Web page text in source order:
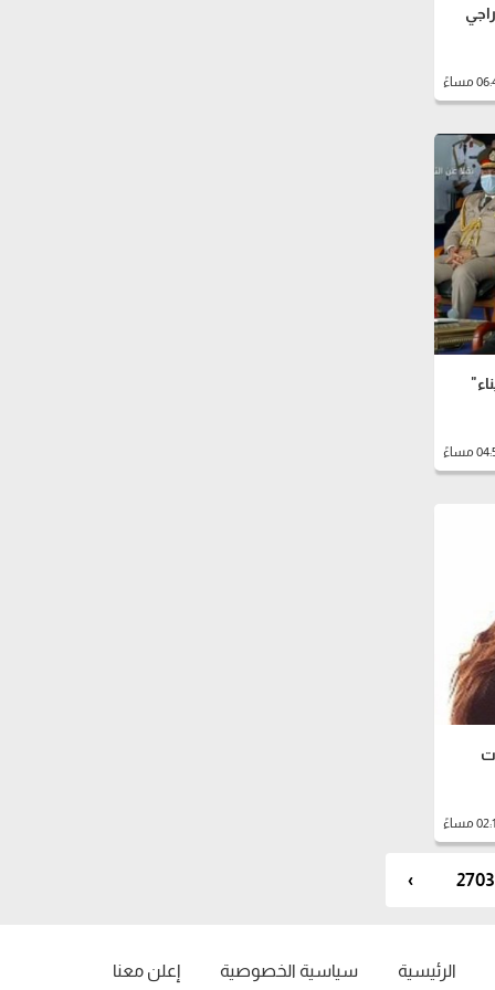
2703
›
الرئيسية سياسية الخصوصية إعلن معنا